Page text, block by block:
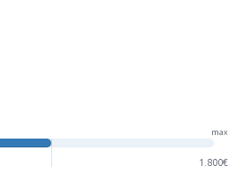
max
1.800€